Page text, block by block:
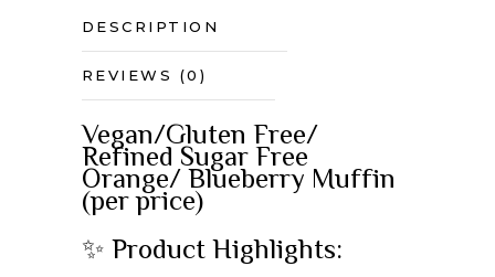
DESCRIPTION
REVIEWS (0)
Vegan/Gluten Free/
Refined Sugar Free
Orange/ Blueberry Muffin
(per price)
✨ Product Highlights: